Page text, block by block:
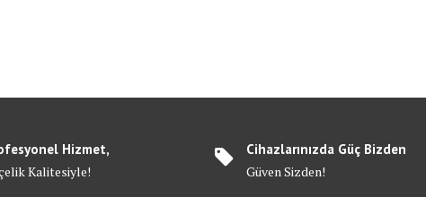
Hizmet,
Kalitesiyle!
Cihazlarınızda Güç Bizden
Güven Sizden!